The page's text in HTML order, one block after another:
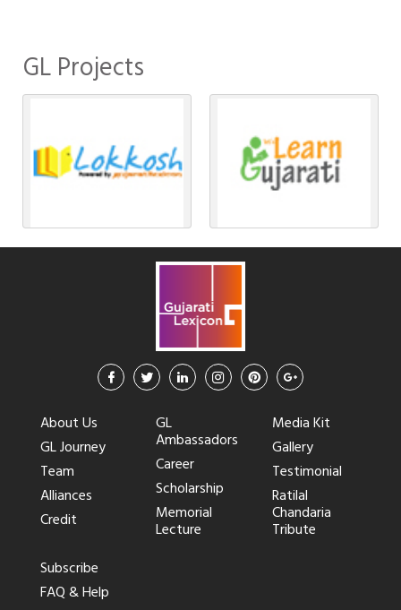
GL Projects
About Us
GL Journey
Team
Alliances
Credit
GL
Ambassadors
Career
Scholarship
Memorial
Lecture
Media Kit
Gallery
Testimonial
Ratilal
Chandaria
Tribute
Subscribe
FAQ & Help